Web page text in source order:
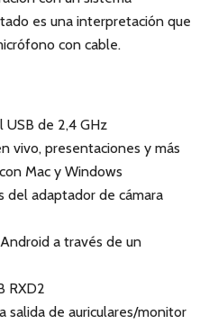
es una interpretación que
con cable.
USB de 2,4 GHz
vivo, presentaciones y más
Mac y Windows
del adaptador de cámara
a través de un
RXD2
salida de auriculares/monitor